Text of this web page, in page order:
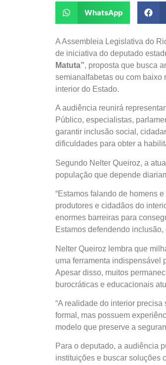
WhatsApp
A Assembleia Legislativa do
de iniciativa do deputado
Matuta”, proposta que busca
semianalfabetas ou com baixo
interior do Estado.
A audiência reunirá
Público, especialistas,
garantir inclusão social,
dificuldades para obter a
Segundo Nelter Queiroz, a
população que depende
“Estamos falando de homens
produtores e cidadãos do
enormes barreiras para
Estamos defendendo
Nelter Queiroz lembra que
uma ferramenta indispensável
Apesar disso, muitos
burocráticas e educacionais
“A realidade do interior
formal, mas possuem
modelo que preserve a
Para o deputado, a audiência
instituições e buscar soluções